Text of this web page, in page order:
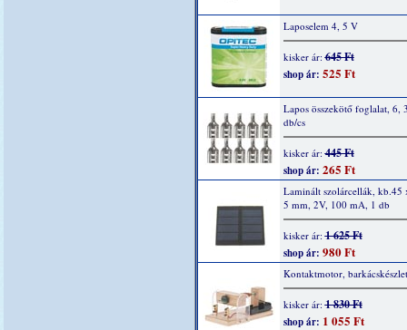
Laposelem 4, 5 V
kisker ár:645 Ft
shop ár: 525 Ft
Lapos összekötő foglalat, 6,
db/cs
kisker ár:445 Ft
shop ár: 265 Ft
Laminált szolárcellák, kb.45
5 mm, 2V, 100 mA, 1 db
kisker ár:1 625 Ft
shop ár: 980 Ft
Kontaktmotor, barkácskészlet
kisker ár:1 830 Ft
shop ár: 1 055 Ft